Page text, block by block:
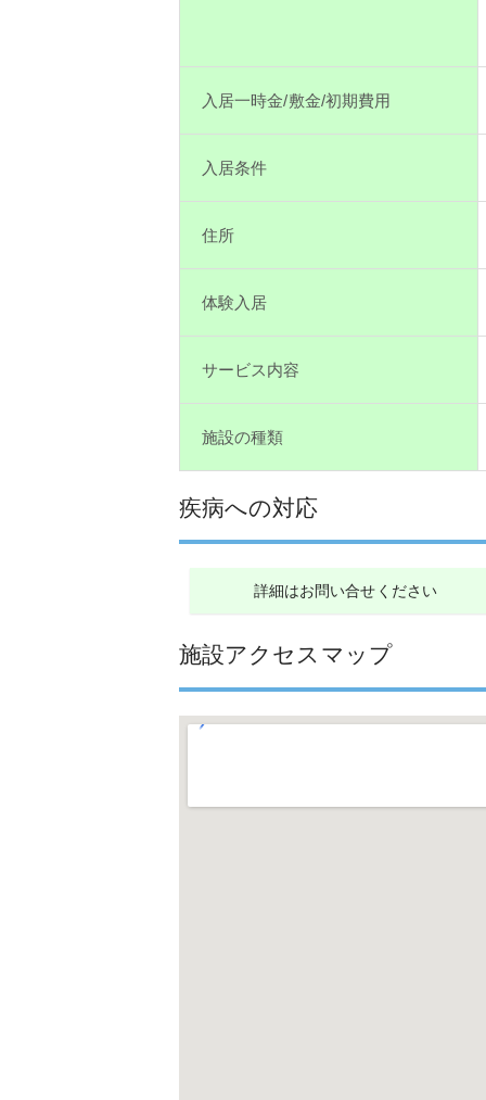
入居一時金/敷金/初期費用
入居条件
住所
体験入居
サービス内容
施設の種類
疾病への対応
詳細はお問い合せください
施設アクセスマップ